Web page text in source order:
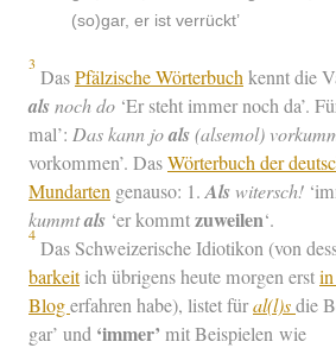
(so)gar, er ist verrückt’
3
DasPfälzis­che Wörter­buchken­nt die
alsnoch do ‘Er ste­ht immer noch da’.
mal’: Das kann joals(alsemol)
vorkom­men’. DasWörter­buch der
Mundarten genau­so: 1.Alswiter­sch!
kummtals ‘er kommtzuweilen‘.
4
Das Schweiz­erische Idi­otikon (von
barkeitich übri­gens heute mor­gen erst
Blogerfahren habe), lis­tet füral(l)sdie
gar’ und ‘immer’ mit Beispie­len wie